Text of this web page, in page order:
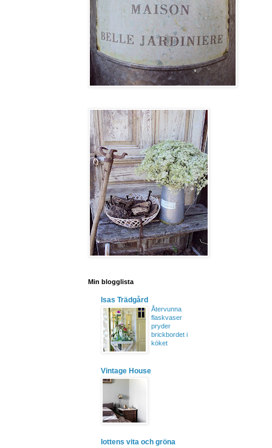
Min blogglista
Isas Trädgård
Återvunna
flaskvaser
pryder
brickbordet i
köket
Vintage House
lottens vita och gröna